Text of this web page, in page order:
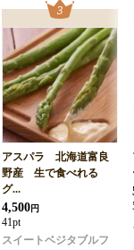
アスパラ 北海道富良
野産 生で食べれる
グ...
4,500円
41pt
スイートベジタブルフ